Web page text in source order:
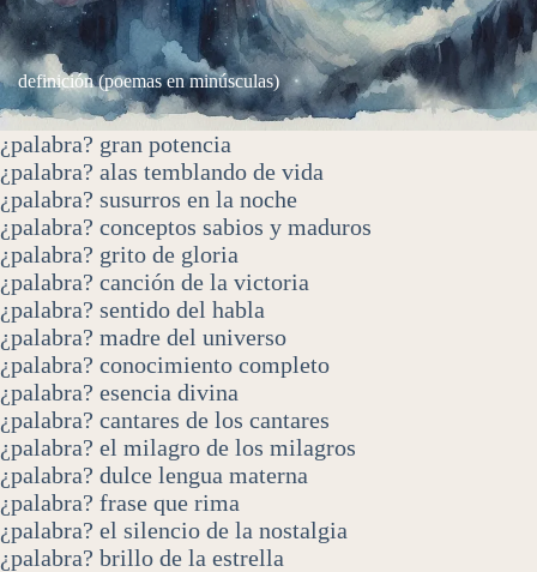
definición (poemas en minúsculas)
¿palabra? gran potencia
¿palabra? alas temblando de vida
¿palabra? susurros en la noche
¿palabra? conceptos sabios y maduros
¿palabra? grito de gloria
¿palabra? canción de la victoria
¿palabra? sentido del habla
¿palabra? madre del universo
¿palabra? conocimiento completo
¿palabra? esencia divina
¿palabra? cantares de los cantares
¿palabra? el milagro de los milagros
¿palabra? dulce lengua materna
¿palabra? frase que rima
¿palabra? el silencio de la nostalgia
¿palabra? brillo de la estrella